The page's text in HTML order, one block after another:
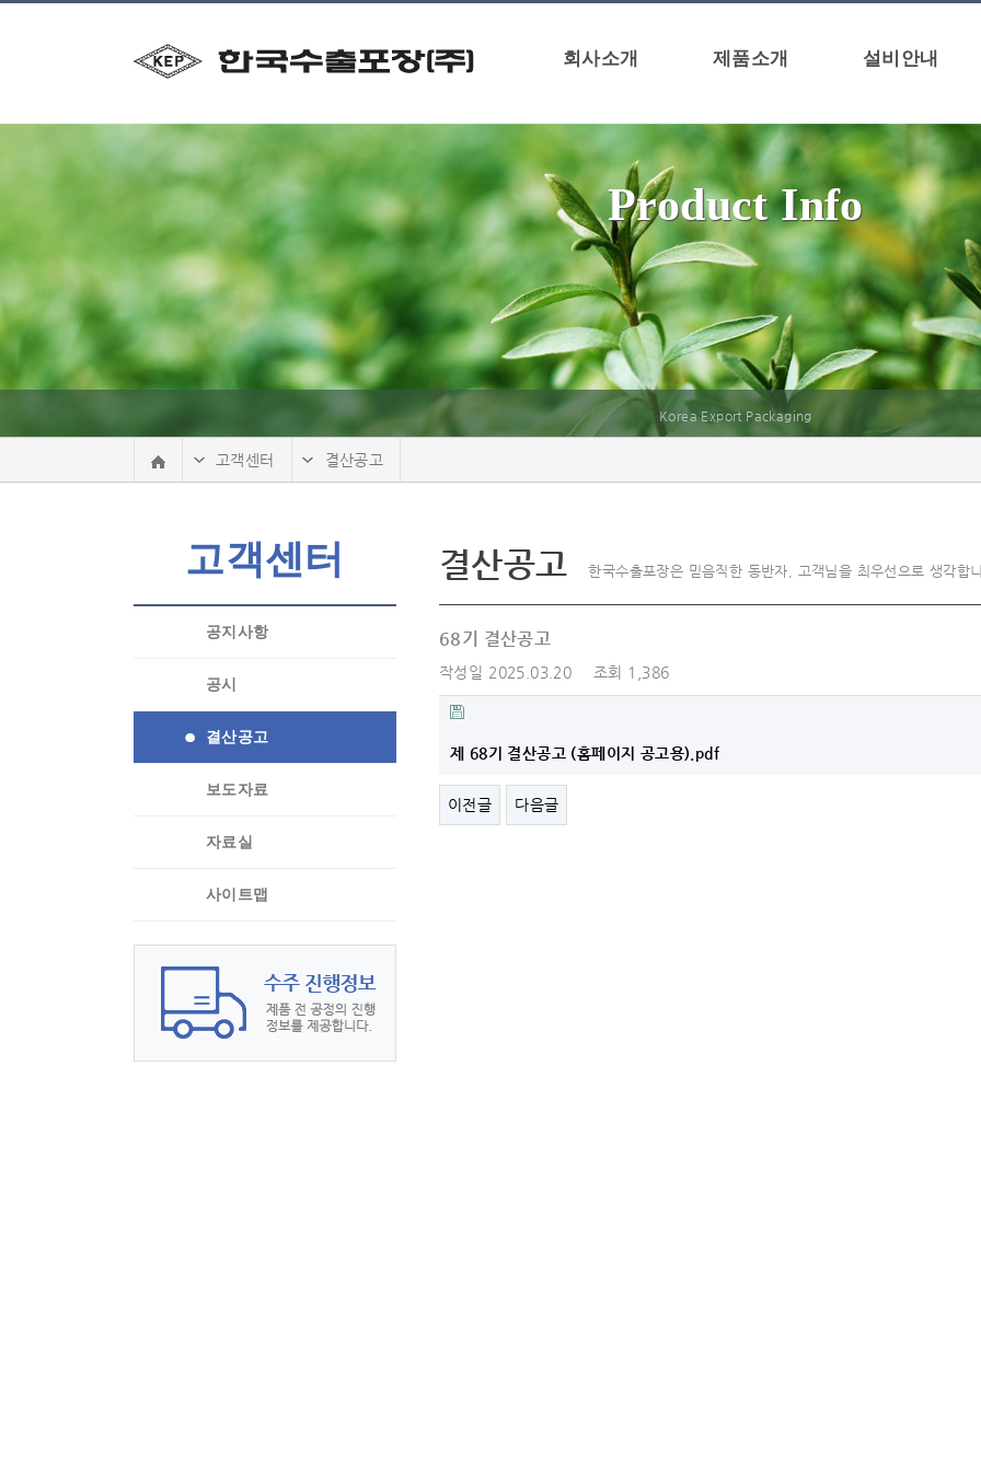
회사소개 제품소개 설비안내
Product Info
Korea Export Packaging
고객센터 결산공고
고객센터
공지사항
공시
결산공고
보도자료
자료실
사이트맵
결산공고한국수출포장은 믿음직한 동반자, 고객님을 최우선으로 생각합
68기 결산공고
작성일 2025.03.20 조회 1,386
제 68기 결산공고 (홈페이지 공고용).pdf
이전글 다음글